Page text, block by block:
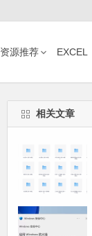
资源推荐 EXCEL
相关文章